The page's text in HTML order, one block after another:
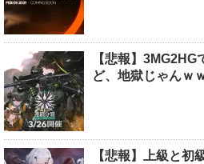
【悲報】
ど、地獄じゃんｗ
【悲報】上級と初